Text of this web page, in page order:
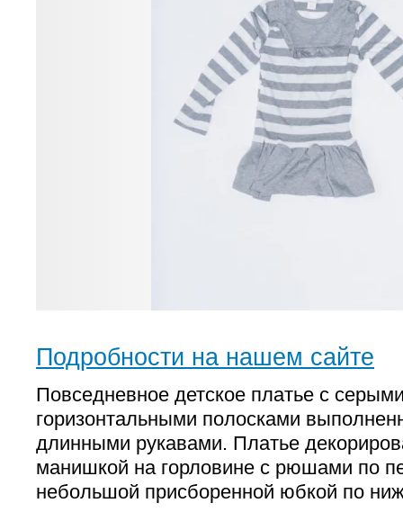
Подробности на нашем сайте
Повседневное детское платье с
горизонтальными полосками
длинными рукавами. Платье
манишкой на горловине с рюшами по
небольшой присборенной юбкой по